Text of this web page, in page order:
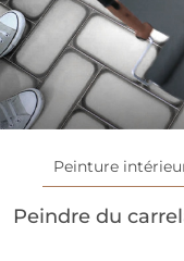
Peinture
Peindre du